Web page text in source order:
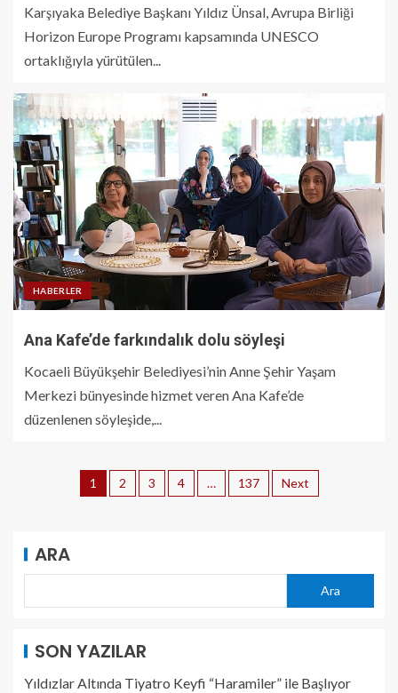
Karşıyaka Belediye Başkanı Yıldız Ünsal, Avrupa Birliği
Horizon Europe Programı kapsamında UNESCO
ortaklığıyla yürütülen...
HABERLER
Ana Kafe’de farkındalık dolu söyleşi
Kocaeli Büyükşehir Belediyesi’nin Anne Şehir Yaşam
Merkezi bünyesinde hizmet veren Ana Kafe’de
düzenlenen söyleşide,...
1 2 3 4 … 137 Next
ARA
Ara
SON YAZILAR
Yıldızlar Altında Tiyatro Keyfi “Haramiler” ile Başlıyor